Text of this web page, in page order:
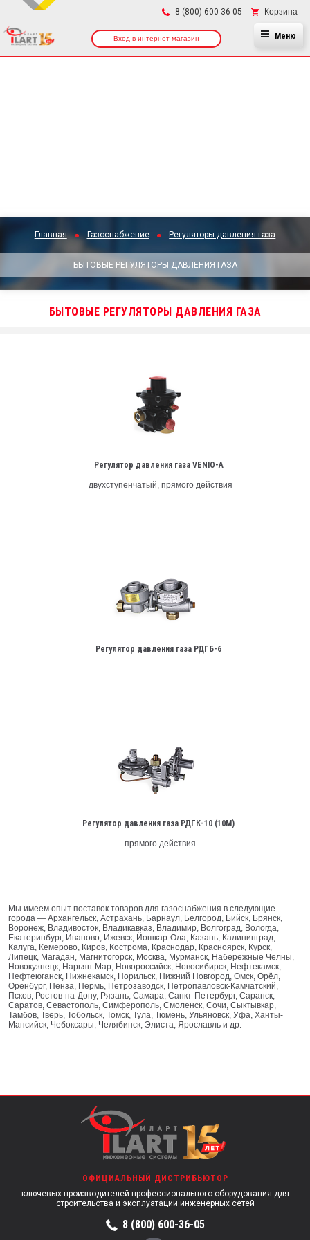
8 (800) 600-36-05 Корзина
Вход в интернет-магазин Меню
Главная Газоснабжение Регуляторы давления газа
БЫТОВЫЕ РЕГУЛЯТОРЫ ДАВЛЕНИЯ ГАЗА
БЫТОВЫЕ РЕГУЛЯТОРЫ ДАВЛЕНИЯ ГАЗА
Регулятор давления газа VENIO-А
двухступенчатый, прямого действия
Регулятор давления газа РДГБ-6
Регулятор давления газа РДГК-10 (10М)
прямого действия
Мы имеем опыт поставок товаров для газоснабжения в следующие
города — Архангельск, Астрахань, Барнаул, Белгород, Бийск, Брянск,
Воронеж, Владивосток, Владикавказ, Владимир, Волгоград, Вологда,
Екатеринбург, Иваново, Ижевск, Йошкар-Ола, Казань, Калининград,
Калуга, Кемерово, Киров, Кострома, Краснодар, Красноярск, Курск,
Липецк, Магадан, Магнитогорск, Москва, Мурманск, Набережные Челны,
Новокузнецк, Нарьян-Мар, Новороссийск, Новосибирск, Нефтекамск,
Нефтеюганск, Нижнекамск, Норильск, Нижний Новгород, Омск, Орёл,
Оренбург, Пенза, Пермь, Петрозаводск, Петропавловск-Камчатский,
Псков, Ростов-на-Дону, Рязань, Самара, Санкт-Петербург, Саранск,
Саратов, Севастополь, Симферополь, Смоленск, Сочи, Сыктывкар,
Тамбов, Тверь, Тобольск, Томск, Тула, Тюмень, Ульяновск, Уфа, Ханты-
Мансийск, Чебоксары, Челябинск, Элиста, Ярославль и др.
ОФИЦИАЛЬНЫЙ ДИСТРИБЬЮТОР
ключевых производителей профессионального оборудования для
строительства и эксплуатации инженерных сетей
8 (800) 600-36-05
×